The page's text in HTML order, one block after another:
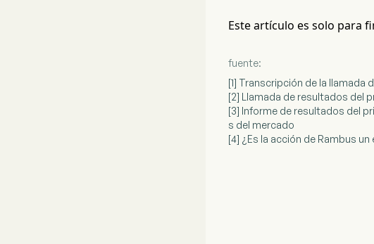
Este artículo es solo para
fuente:
[1] Transcripción de la
[2] Llamada de resultados del
[3] Informe de resultados del
s del mercado
[4] ¿Es la acción de Rambus